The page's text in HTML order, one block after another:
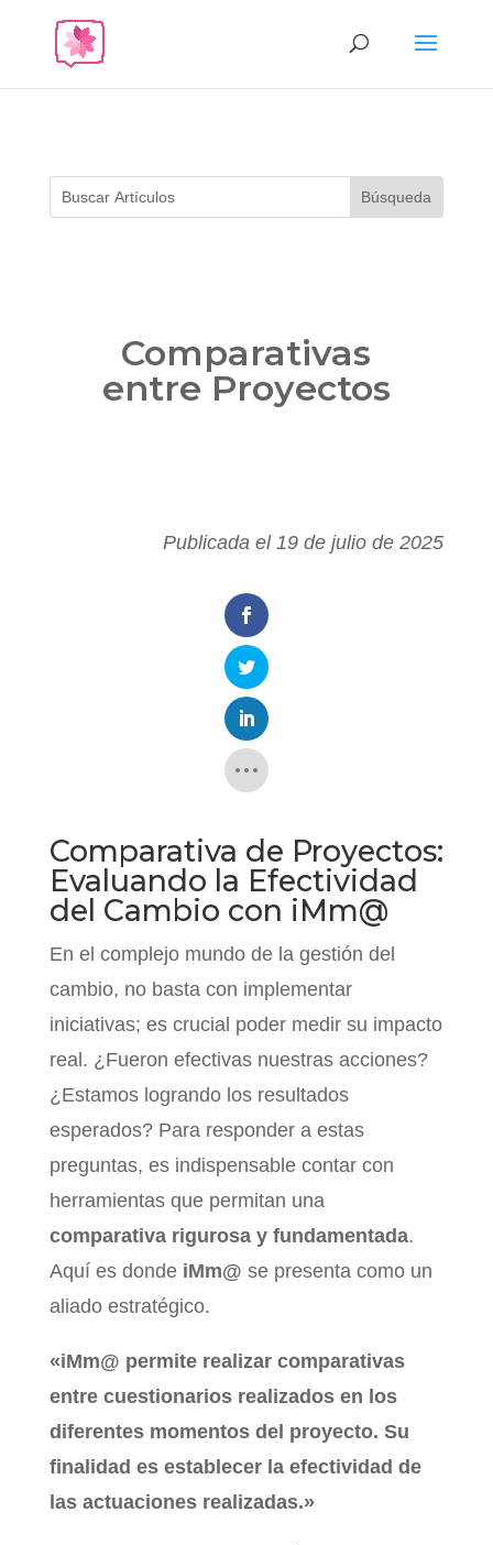
Comparativas
entre Proyectos
Publicada el 19 de julio de 2025
Comparativa de Proyectos:
Evaluando la Efectividad
del Cambio con iMm@
En el complejo mundo de la gestión del
cambio, no basta con implementar
iniciativas; es crucial poder medir su impacto
real. ¿Fueron efectivas nuestras acciones?
¿Estamos logrando los resultados
esperados? Para responder a estas
preguntas, es indispensable contar con
herramientas que permitan una
comparativa rigurosa y fundamentada.
Aquí es donde iMm@ se presenta como un
aliado estratégico.
«iMm@ permite realizar comparativas
entre cuestionarios realizados en los
diferentes momentos del proyecto. Su
finalidad es establecer la efectividad de
las actuaciones realizadas.»